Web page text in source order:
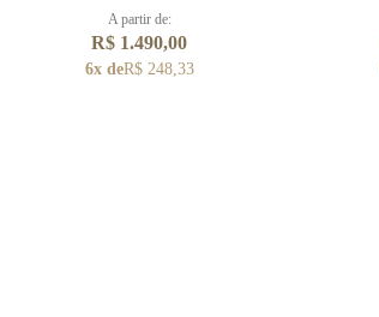
A partir de:
R$ 1.490,00
6x deR$ 248,33